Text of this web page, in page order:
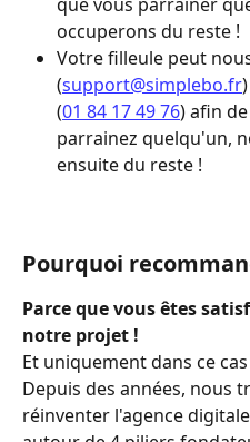
occuperons du reste !
Votre filleule peut
(support@simplebo.fr
(01 84 17 49 76) afin
parrainez quelqu'un,
ensuite du reste !
Pourquoi
Parce que vous êtes
notre projet !
Et uniquement dans ce
Depuis des années, nous
réinventer l'agence digitale